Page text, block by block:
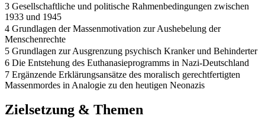
3 Gesellschaftliche und politische Rahmenbedingungen zwischen
1933 und 1945
4 Grundlagen der Massenmotivation zur Aushebelung der
Menschenrechte
5 Grundlagen zur Ausgrenzung psychisch Kranker und Behinderter
6 Die Entstehung des Euthanasieprogramms in Nazi-Deutschland
7 Ergänzende Erklärungsansätze des moralisch gerechtfertigten
Massenmordes in Analogie zu den heutigen Neonazis
Zielsetzung & Themen